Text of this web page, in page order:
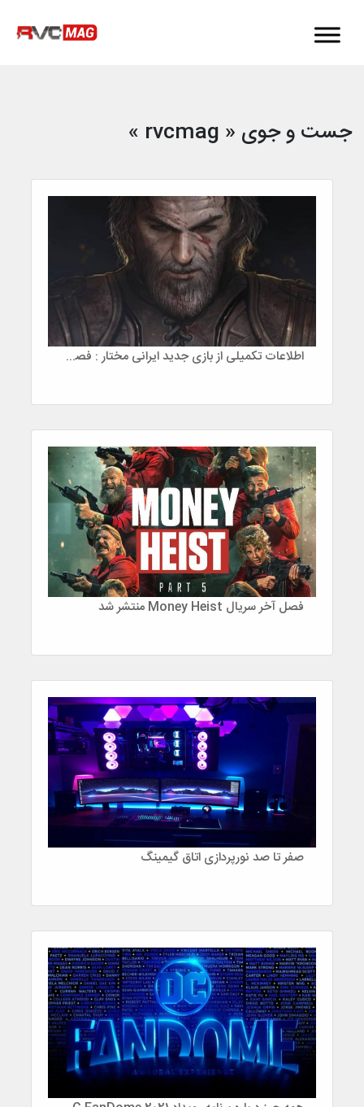
جست و جوی « rvcmag »
اطلاعات تکمیلی از بازی جدید ایرانی مختار :‌ فصل قیام
فصل آخر سریال Money Heist منتشر شد
صفر تا صد نورپردازی اتاق گیمینگ